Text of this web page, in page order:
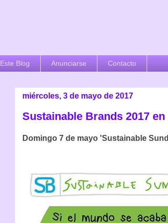
Este Blog Anunciarse Contacto
miércoles, 3 de mayo de 2017
Sustainable Brands 2017
Domingo 7 de mayo 'Sustainable